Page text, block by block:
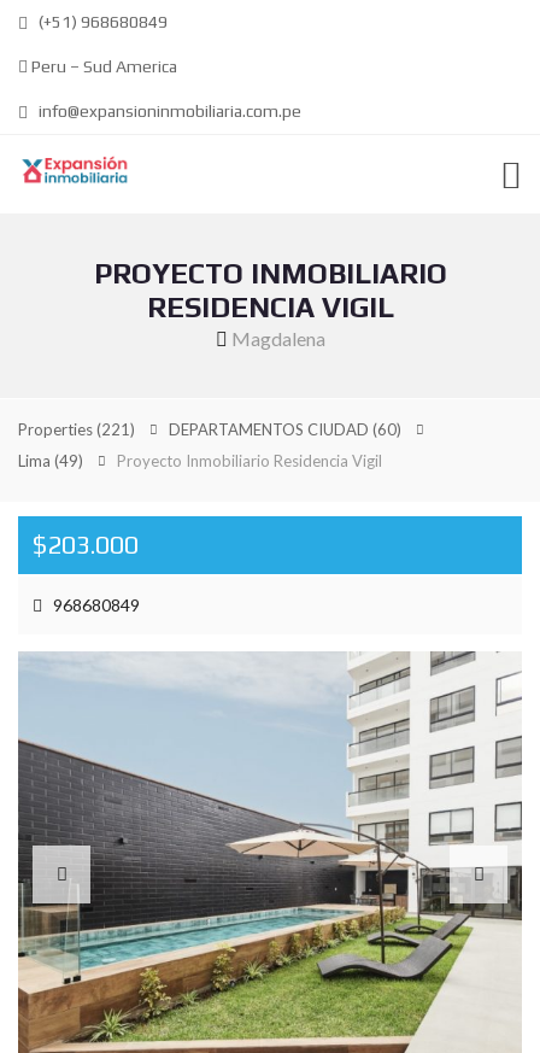
(+51) 968680849
Peru – Sud America
info@expansioninmobiliaria.com.pe
PROYECTO INMOBILIARIO
RESIDENCIA VIGIL
Magdalena
Properties(221) DEPARTAMENTOS CIUDAD (60)
Lima (49) Proyecto Inmobiliario Residencia Vigil
$203.000
968680849